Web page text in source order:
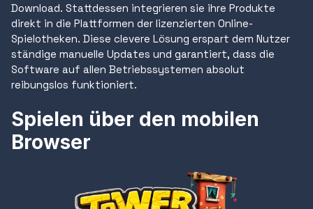
Download. Stattdessen integrieren sie ihre Produkte
direkt in die Plattformen der lizenzierten Online-
Spielotheken. Diese clevere Lösung erspart dem Nutzer
ständige manuelle Updates und garantiert, dass die
Software auf allen Betriebssystemen absolut
reibungslos funktioniert.
Spielen über den mobilen
Browser